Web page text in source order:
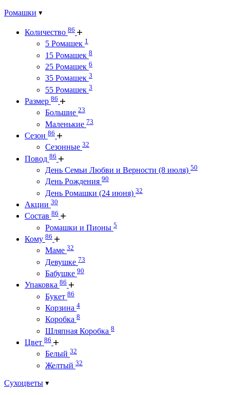
Ромашки
Количество 86
5 Ромашек 1
15 Ромашек 8
25 Ромашек 6
35 Ромашек 3
55 Ромашек 3
Размер 86
Большие 23
Маленькие 73
Сезон 86
Сезонные 32
Повод 86
День Семьи Любви и Верности (8 июля) 50
День Рождения 90
День Ромашки (24 июня) 32
Акции 30
Состав 86
Ромашки и Пионы 5
Кому 86
Маме 32
Девушке 73
Бабушке 90
Упаковка 86
Букет 86
Корзина 4
Коробка 8
Шляпная Коробка 8
Цвет 86
Белый 32
Желтый 32
Сухоцветы